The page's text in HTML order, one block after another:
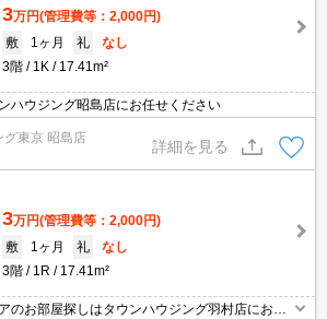
3万円(管理費等：2,000円)
敷
1ヶ月 礼
なし
3階
1K 17.41m²
ハウジング昭島店にお任せください
グ東京 昭島店
詳細を見る
3万円(管理費等：2,000円)
敷
1ヶ月 礼
なし
3階
1R 17.41m²
のお部屋探しはタウンハウジング羽村店にお任